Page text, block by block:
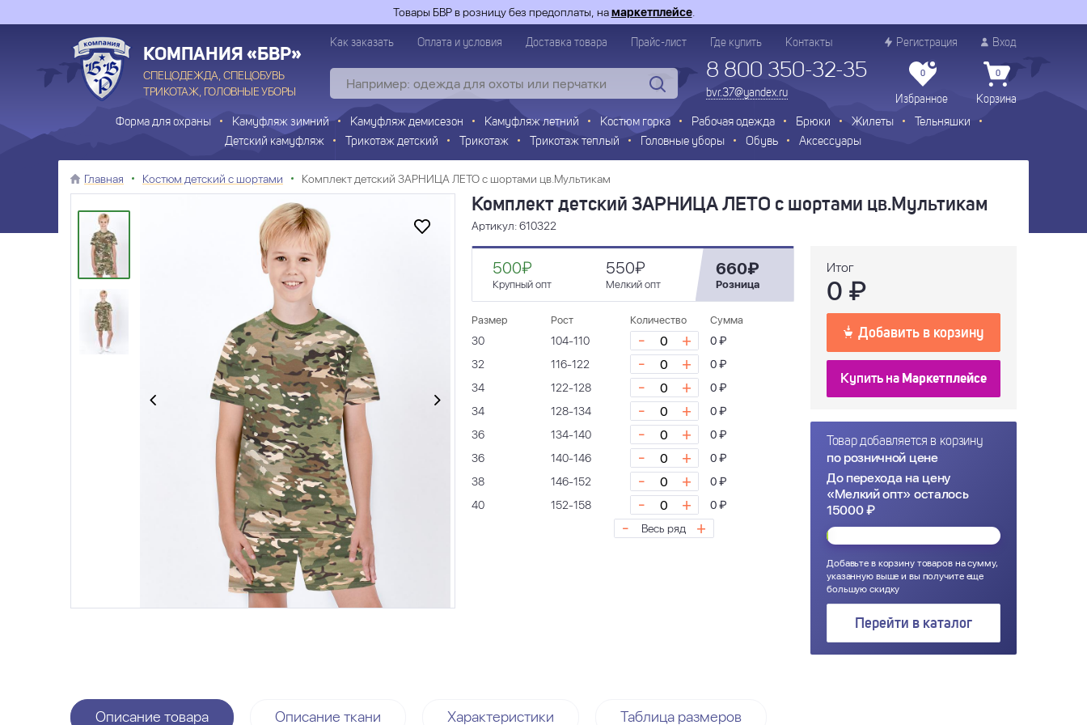
Товары БВР в розницу без предоплаты, намаркетплейсе.
КОМПАНИЯ «БВР»
СПЕЦОДЕЖДА, СПЕЦОБУВЬ
ТРИКОТАЖ, ГОЛОВНЫЕ УБОРЫ
Как заказать Оплата и условия Доставка товара Прайс-лист Где купить Контакты Регистрация Вход
8 800 350-32-35
bvr.37@yandex.ru
0
Избранное
0
Корзина
Форма для охраны Камуфляж зимний Камуфляж демисезон Камуфляж летний Костюм горка Рабочая одежда Брюки Жилеты
Тельняшки
Детский камуфляж
Трикотаж детский Трикотаж Трикотаж теплый Головные уборы Обувь Аксессуары
Главная Костюм детский с шортами Комплект детский ЗАРНИЦА ЛЕТО с шортами цв.Мультикам
Комплект детский ЗАРНИЦА ЛЕТО с шортами цв.Мультикам
Артикул: 610322
500₽
Крупный опт
550₽
Мелкий опт
660₽
Розница
Размер Рост Количество Сумма
30 104-110 - +
0 ₽
32
116-122 - +
0 ₽
34
122-128 - +
0 ₽
34
128-134 - +
0 ₽
36
134-140 - +
0 ₽
36
140-146 - +
0 ₽
38
146-152 - +
0 ₽
40
152-158 - + 0 ₽
- Весь ряд +
Итог
0 ₽
Добавить в корзину
Купить на Маркетплейсе
Товар добавляется в корзину
по розничной цене
До перехода на цену
«Мелкий опт» осталось
15000 ₽
Добавьте в корзину товаров на сумму,
указанную выше и вы получите еще
большую скидку
Перейти в каталог
Описание товара Описание ткани Характеристики Таблица размеров